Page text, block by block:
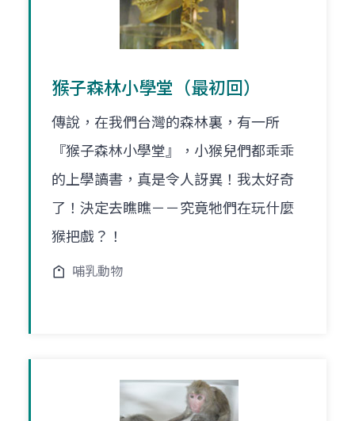
猴子森林小學堂（最初回）
傳說，在我們台灣的森林裏，有一所
『猴子森林小學堂』，小猴兒們都乖乖
的上學讀書，真是令人訝異！我太好奇
了！決定去瞧瞧－－究竟牠們在玩什麼
猴把戲？！
哺乳動物